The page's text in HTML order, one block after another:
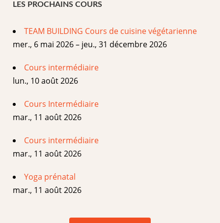
LES PROCHAINS COURS
TEAM BUILDING Cours de cuisine végétarienne
mer., 6 mai 2026 – jeu., 31 décembre 2026
Cours intermédiaire
lun., 10 août 2026
Cours Intermédiaire
mar., 11 août 2026
Cours intermédiaire
mar., 11 août 2026
Yoga prénatal
mar., 11 août 2026